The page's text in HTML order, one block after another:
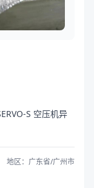
S 空压机异
地区：广东省/广州市